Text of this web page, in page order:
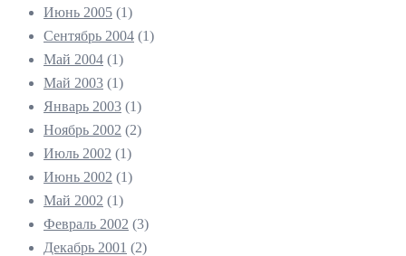
Июнь 2005 (1)
Сентябрь 2004 (1)
Май 2004 (1)
Май 2003 (1)
Январь 2003 (1)
Ноябрь 2002 (2)
Июль 2002 (1)
Июнь 2002 (1)
Май 2002 (1)
Февраль 2002 (3)
Декабрь 2001 (2)